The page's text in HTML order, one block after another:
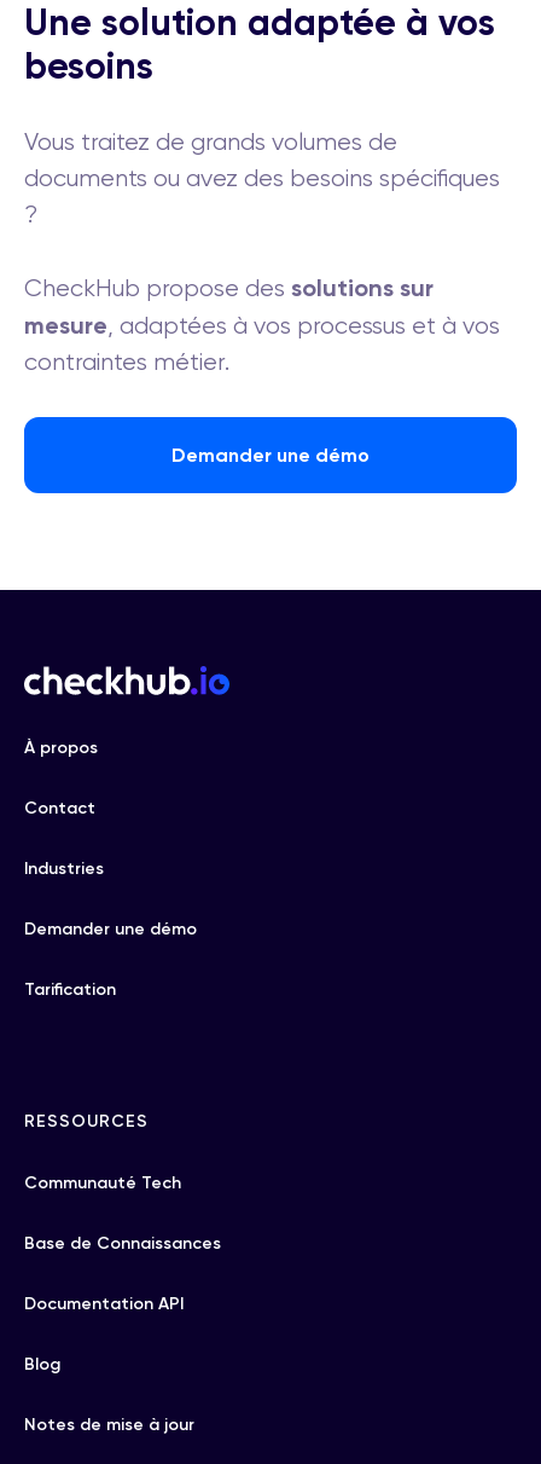
Une solution adaptée à vos
besoins
Vous traitez de grands volumes de
documents ou avez des besoins spécifiques
?
CheckHub propose des solutions sur
mesure, adaptées à vos processus et à vos
contraintes métier.
Demander une démo
À propos
Contact
Industries
Demander une démo
Tarification
RESSOURCES
Communauté Tech
Base de Connaissances
Documentation API
Blog
Notes de mise à jour